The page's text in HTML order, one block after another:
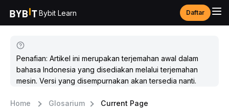
Bybit Learn Daftar
Penafian: Artikel ini merupakan terjemahan awal dalam
bahasa Indonesia yang disediakan melalui terjemahan
mesin. Versi yang disempurnakan akan tersedia nanti.
Home Glosarium Current Page